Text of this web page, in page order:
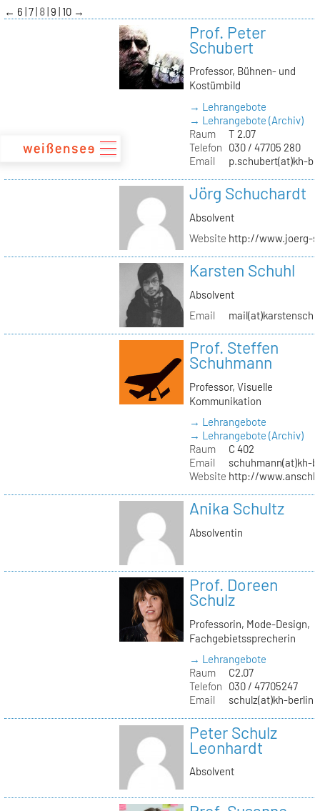
zum
Inhalt
← 6 7 8 9 10 →
Prof. Peter
Schubert
Professor, Bühnen- und
Kostümbild
→ Lehrangebote
→ Lehrangebote (Archiv)
Raum
T 2.07
Telefon
030 / 47705 280
Email
p.schubert(at)kh-
Jörg Schuchardt
Absolvent
Website http://www.joerg-
Karsten Schuhl
Absolvent
Email
Prof. Steffen
Schuhmann
Professor, Visuelle
Kommunikation
→ Lehrangebote
→ Lehrangebote (Archiv)
Raum
C 402
Email
schuhmann(at)kh-
Website http://
Anika Schultz
Absolventin
Prof. Doreen
Schulz
Professorin, Mode-Design,
Fachgebietssprecherin
→ Lehrangebote
Raum
C2.07
Telefon
030 / 47705247
Email
schulz(at)kh-
Peter Schulz
Leonhardt
Absolvent